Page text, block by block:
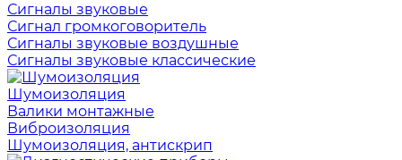
Сигналы звуковые
Сигнал громкоговоритель
Сигналы звуковые воздушные
Сигналы звуковые классические
Шумоизоляция
Валики монтажные
Виброизоляция
Шумоизоляция, антискрип